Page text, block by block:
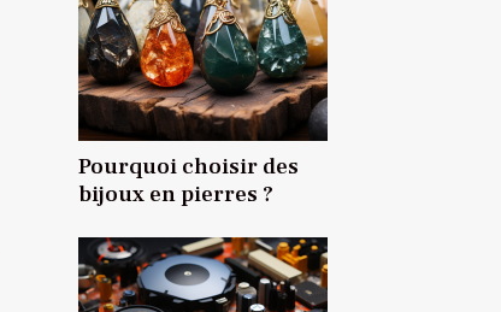
Pourquoi choisir des
bijoux en pierres ?